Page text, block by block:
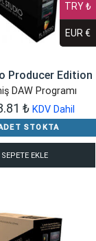
Producer Edition
DAW Programı
₺ KDV Dahil
STOKTA
SEPETE EKLE
TRY ₺
EUR €